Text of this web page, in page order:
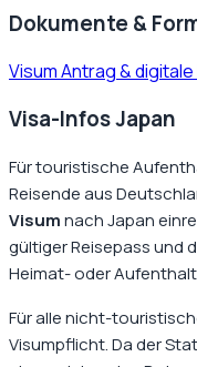
Dokumente &
Visum Antrag &
Visa-Infos Japan
Für touristische
Reisende aus
Visumnach Japan
gültiger Reisepass und
Heimat- oder
Für alle nicht-
Visumpflicht. Da der